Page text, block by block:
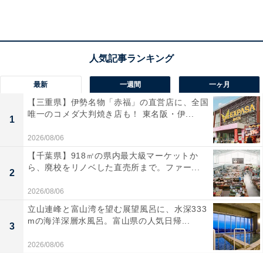
ユーザーからは「キャスターが滑らかで静か」「多機能
で使いやすい」と好評です。一方で、「本体が5.6kgある
ため少し重く感じる」という声も。荷物をたっぷり詰め
て快適に移動したい人や、機能性を重視する人には、お
すすめの商品といえそうです。
あわせて読みたい
【Amazonお買い得情報】エース「スーツケ
ース」が特別価格で登場中【4月10日】
最新 一週間 一ヶ月
1
【三重県】伊勢名物「赤福」の直営店に、全国
唯一のコメダ大判焼き店も！ 東名阪・伊...
2026/08/06
2
【千葉県】918㎡の県内最大級マーケットか
ら、廃校をリノベした直売所まで。ファー...
2026/08/06
3
立山連峰と富山湾を望む展望風呂に、水深333
mの海洋深層水風呂。富山県の人気日帰...
2026/08/06